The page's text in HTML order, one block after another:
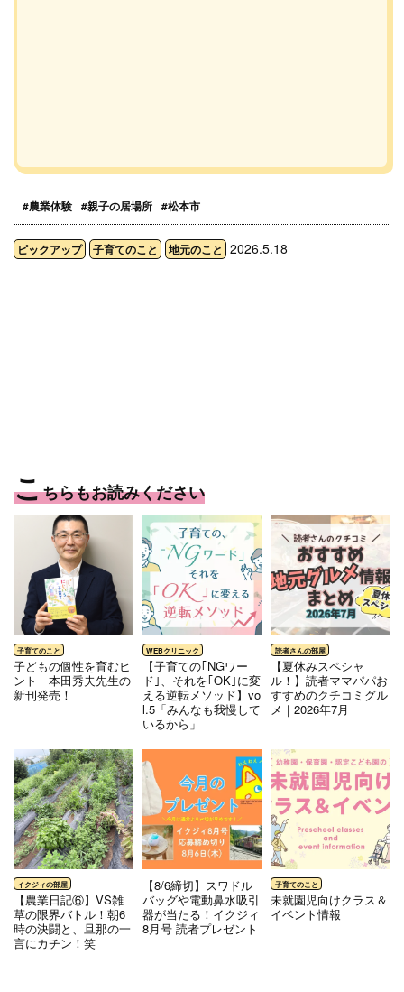
#農業体験 #親子の居場所 #松本市
ピックアップ 子育てのこと 地元のこと 2026.5.18
こちらもお読みください
⼦どもの個性を育むヒ
ント 本⽥秀夫先⽣の
新刊発売！
【子育ての｢NGワー
ド｣、それを｢OK｣に変
える逆転メソッド】vo
l.5「みんなも我慢して
いるから」
【夏休みスペシャ
ル！】読者ママパパお
すすめのクチコミグル
メ｜2026年7月
【農業日記⑥】VS雑
草の限界バトル！朝6
時の決闘と、旦那の一
言にカチン！笑
【8/6締切】スワドル
バッグや電動鼻水吸引
器が当たる！イクジィ
8月号 読者プレゼント
未就園児向けクラス＆
イベント情報